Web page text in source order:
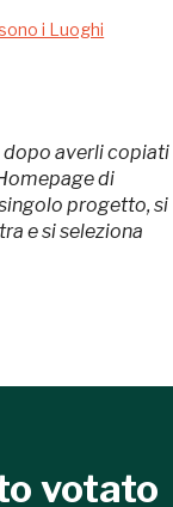
i Luoghi
dopo averli copiati
di
progetto, si
e si seleziona
votato
Foldi, 2 - 20135